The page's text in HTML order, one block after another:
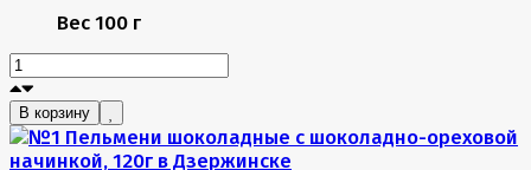
Вес 100 г
В корзину